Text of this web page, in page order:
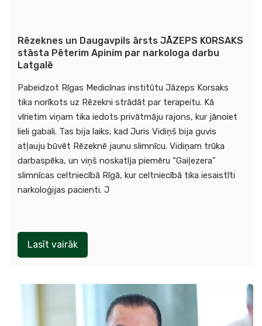
Rēzeknes un Daugavpils ārsts JĀZEPS KORSAKS
stāsta Pēterim Apinim par narkologa darbu
Latgalē
Pabeidzot Rīgas Medicīnas institūtu Jāzeps Korsaks
tika norīkots uz Rēzekni strādāt par terapeitu. Kā
vīrietim viņam tika iedots privātmāju rajons, kur jānoiet
lieli gabali. Tas bija laiks, kad Juris Vidiņš bija guvis
atļauju būvēt Rēzeknē jaunu slimnīcu. Vidiņam trūka
darbaspēka, un viņš noskatīja piemēru “Gaiļezera”
slimnīcas celtniecībā Rīgā, kur celtniecībā tika iesaistīti
narkoloģijas pacienti. J
Lasīt vairāk